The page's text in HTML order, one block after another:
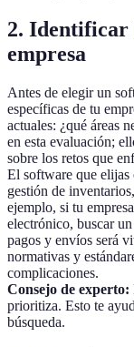
2. Identificar
empresa
Antes de elegir un
específicas de tu
actuales: ¿qué áreas
en esta evaluación;
sobre los retos que
El software que elijas
gestión de
ejemplo, si tu
electrónico, buscar
pagos y envíos será
normativas y
complicaciones.
Consejo de experto:
prioritiza. Esto te
búsqueda.